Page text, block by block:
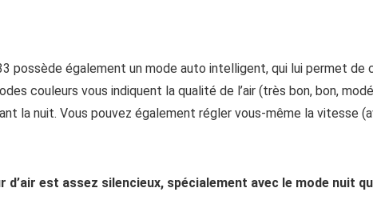
possède également un mode auto intelligent, qui lui permet de
couleurs vous indiquent la qualité de l’air (très bon, bon,
la nuit. Vous pouvez également régler vous-même la vitesse
est assez silencieux, spécialement avec le mode nuit